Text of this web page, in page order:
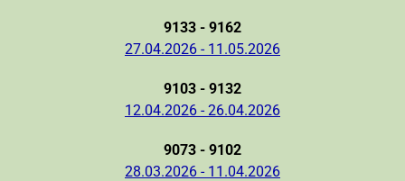
9133 - 9162
27.04.2026 - 11.05.2026
9103 - 9132
12.04.2026 - 26.04.2026
9073 - 9102
28.03.2026 - 11.04.2026